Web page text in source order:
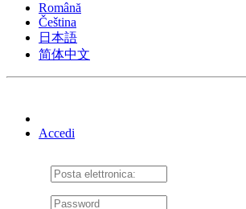
Română
Čeština
日本語
简体中文
Accedi